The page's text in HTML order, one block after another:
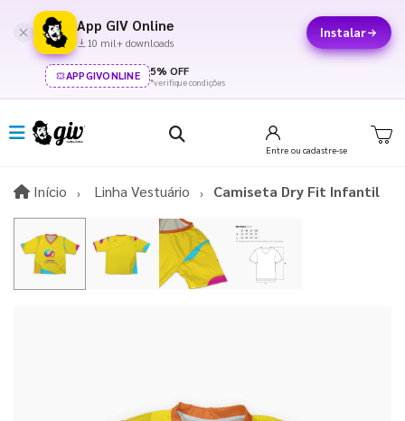
App GIV Online
10 mil+ downloads
Instalar
APPGIVONLINE 5% OFF
*verifique condições
Entre ou cadastre-se
Início InícioLinha Vestuário Camiseta Dry Fit Infantil